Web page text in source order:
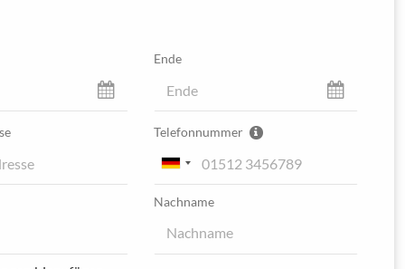
Ende
Telefonnummer
Nachname